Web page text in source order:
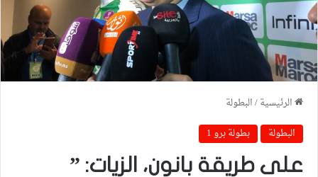
الرئيسية/البطولة
البطولة
بطولة برو 1
على طريقة بانون، الزيات: ”